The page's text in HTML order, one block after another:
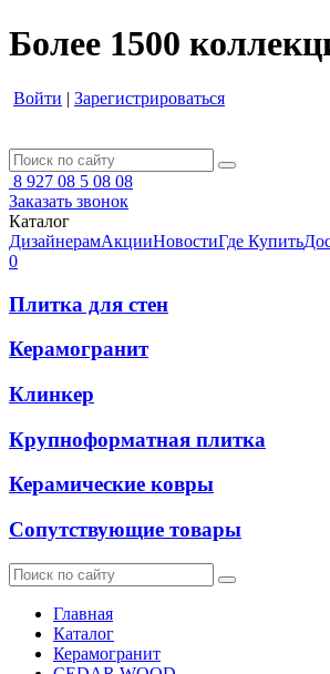
Более 1500
Войти | Зарегистрироваться
8 927 08 5 08 08
Заказать звонок
Каталог
ДизайнерамАкцииНовостиГде Купить
0
Плитка для стен
Керамогранит
Клинкер
Крупноформатная плитка
Керамические ковры
Сопутствующие товары
Главная
Каталог
Керамогранит